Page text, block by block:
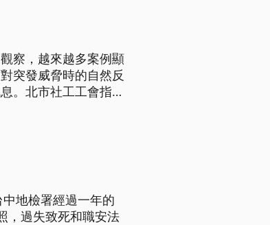
察，越來越多案例顯
突發威脅時的自然反
。北市社工工會指
地檢署經過一年的
，過失致死和職安法